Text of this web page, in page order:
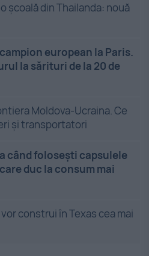
școală din Thailanda: nouă
european la Paris.
la sărituri de la 20 de
Moldova-Ucraina. Ce
și transportatori
când folosești capsulele
duc la consum mai
construi în Texas cea mai